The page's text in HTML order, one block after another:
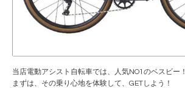
当店電動アシスト自転車では、人気NO1のベスビー！
まずは、その乗り心地を体験して、GETしよう！